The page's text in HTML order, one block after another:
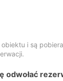
i są
odwołać